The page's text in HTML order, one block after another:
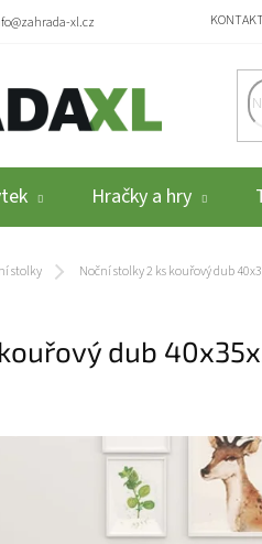
xl.cz
Hračky a hry
stolky Noční stolky 2 ks kouřový dub
dub
5 hvězdiček.